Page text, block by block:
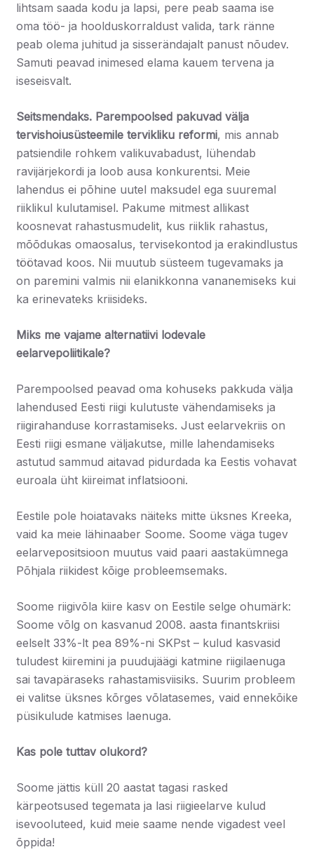
lihtsam saada kodu ja lapsi, pere peab saama ise
oma töö- ja hoolduskorraldust valida, tark ränne
peab olema juhitud ja sisserändajalt panust nõudev.
Samuti peavad inimesed elama kauem tervena ja
iseseisvalt.
Seitsmendaks. Parempoolsed pakuvad välja
tervishoiusüsteemile tervikliku reformi, mis annab
patsiendile rohkem valikuvabadust, lühendab
ravijärjekordi ja loob ausa konkurentsi. Meie
lahendus ei põhine uutel maksudel ega suuremal
riiklikul kulutamisel. Pakume mitmest allikast
koosnevat rahastusmudelit, kus riiklik rahastus,
mõõdukas omaosalus, tervisekontod ja erakindlustus
töötavad koos. Nii muutub süsteem tugevamaks ja
on paremini valmis nii elanikkonna vananemiseks kui
ka erinevateks kriisideks.
Miks me vajame alternatiivi lodevale
eelarvepoliitikale?
Parempoolsed peavad oma kohuseks pakkuda välja
lahendused Eesti riigi kulutuste vähendamiseks ja
riigirahanduse korrastamiseks. Just eelarvekriis on
Eesti riigi esmane väljakutse, mille lahendamiseks
astutud sammud aitavad pidurdada ka Eestis vohavat
euroala üht kiireimat inflatsiooni.
Eestile pole hoiatavaks näiteks mitte üksnes Kreeka,
vaid ka meie lähinaaber Soome. Soome väga tugev
eelarvepositsioon muutus vaid paari aastakümnega
Põhjala riikidest kõige probleemsemaks.
Soome riigivõla kiire kasv on Eestile selge ohumärk:
Soome võlg on kasvanud 2008. aasta finantskriisi
eelselt 33%-lt pea 89%-ni SKPst – kulud kasvasid
tuludest kiiremini ja puudujäägi katmine riigilaenuga
sai tavapäraseks rahastamisviisiks. Suurim probleem
ei valitse üksnes kõrges võlatasemes, vaid ennekõike
püsikulude katmises laenuga.
Kas pole tuttav olukord?
Soome jättis küll 20 aastat tagasi rasked
kärpeotsused tegemata ja lasi riigieelarve kulud
isevooluteed, kuid meie saame nende vigadest veel
õppida!